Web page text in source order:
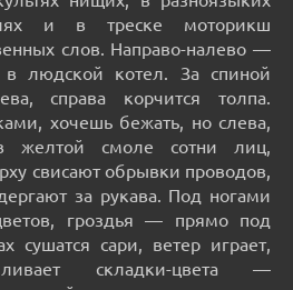
и в треске моторикш
слов. Направо-налево —
в людской котел. За спиной
справа корчится толпа.
хочешь бежать, но слева,
желтой смоле сотни лиц,
свисают обрывки проводов,
за рукава. Под ногами
гроздья — прямо под
сушатся сари, ветер играет,
ливает складки-цвета —